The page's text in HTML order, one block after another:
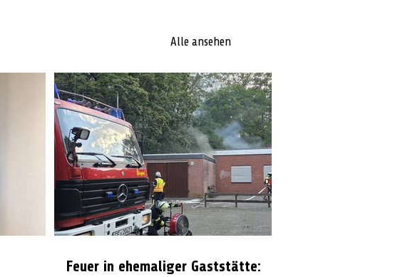
Alle ansehen
Feuer in ehemaliger Gaststätte: